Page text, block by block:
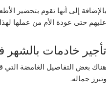
بالإضافة إلى أنها تقوم بتحضير
عليهم حتى عودة الأم من عملها
تأجير خادمات
هناك بعض التفاصيل الغامضة التي
وتبرز جماله.